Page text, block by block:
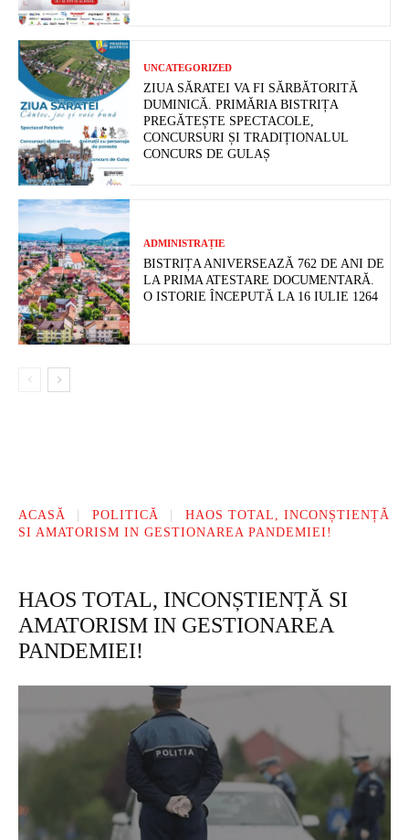
UNCATEGORIZED
ZIUA SĂRATEI VA FI SĂRBĂTORITĂ
DUMINICĂ. PRIMĂRIA BISTRIȚA
PREGĂTEȘTE SPECTACOLE,
CONCURSURI ȘI TRADIȚIONALUL
CONCURS DE GULAȘ
ADMINISTRAȚIE
BISTRIȚA ANIVERSEAZĂ 762 DE ANI DE
LA PRIMA ATESTARE DOCUMENTARĂ.
O ISTORIE ÎNCEPUTĂ LA 16 IULIE 1264